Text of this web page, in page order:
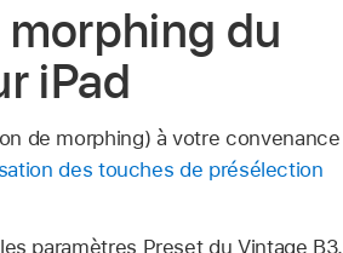
du
iPad
de morphing) à votre convenance
des touches de présélection
paramètres Preset du Vintage B3.